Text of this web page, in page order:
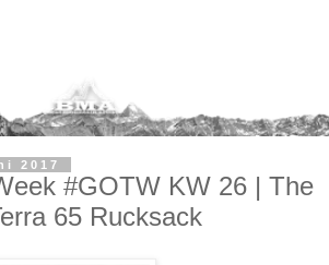
2017
#GOTW KW 26 | The
65 Rucksack